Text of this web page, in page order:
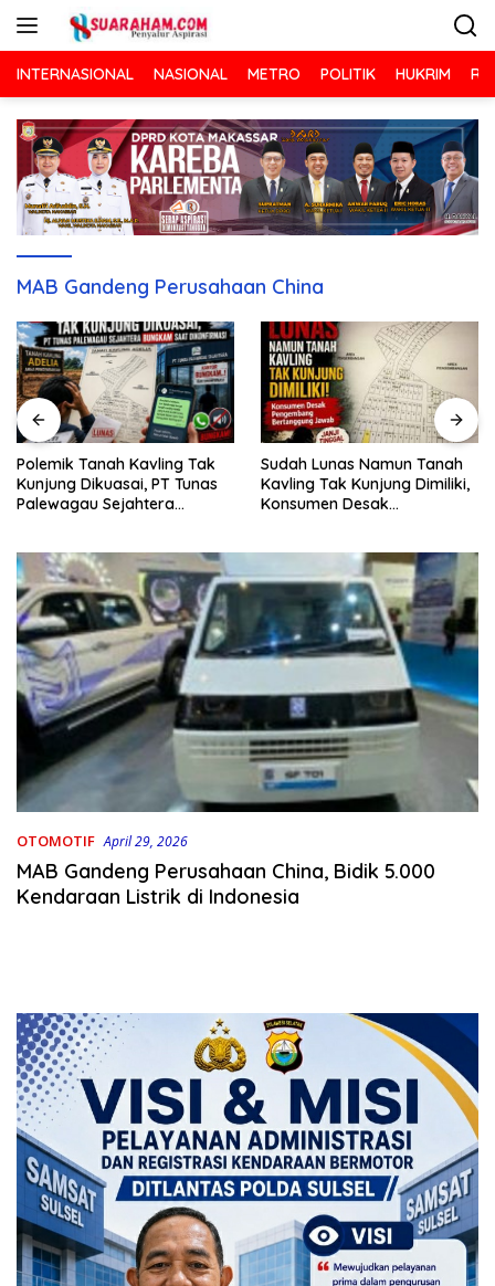
INTERNASIONAL NASIONAL METRO POLITIK HUKRIM
MAB Gandeng Perusahaan China
Polemik Tanah Kavling Tak
Kunjung Dikuasai, PT Tunas
Palewagau Sejahtera
Sudah Lunas Namun Tanah
Kavling Tak Kunjung Dimiliki,
Konsumen Desak
OTOMOTIF April 29, 2026
MAB Gandeng Perusahaan China, Bidik 5.000
Kendaraan Listrik di Indonesia